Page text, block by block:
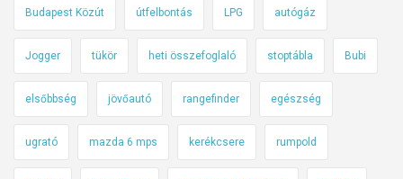
Budapest Közút útfelbontás LPG autógáz
Jogger tükör heti összefoglaló stoptábla Bubi
elsőbbség jövőautó rangefinder egészség
ugrató mazda 6 mps kerékcsere rumpold